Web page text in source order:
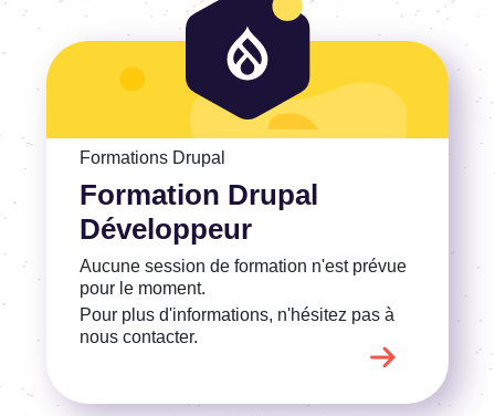
Formations Drupal
Formation Drupal
Développeur
Aucune session de formation n'est prévue
pour le moment.
Pour plus d'informations, n'hésitez pas à
nous contacter.
Voir la Formation Drupal Développeur